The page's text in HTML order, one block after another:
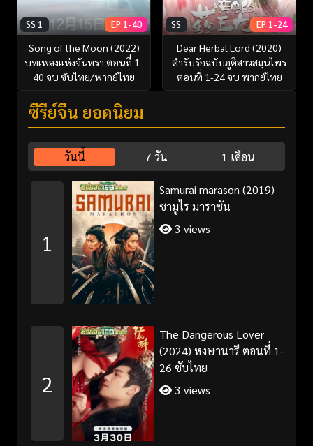
SS 1 EP 1-40
Song of the Moon (2022)
บทเพลงแห่งจันทรา ตอนที่ 1-
40 จบ ซับไทย/พากย์ไทย
SS EP 1-24
Dear Herbal Lord (2020)
ตำรับรักฉบับภูติสาวสมุนไพร
ตอนที่ 1-24 จบ พากย์ไทย
ซีรี่ย์จีน ยอดนิยม
วันนี้ 7 วัน 1 เดือน
1
Samurai marason (2019)
ซามูไร มาราซัน
3 views
2
The Dangerous Lover
(2024) หงษานารี ตอนที่ 1-
26 ซับไทย
3 views